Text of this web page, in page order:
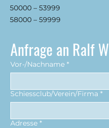
50000 – 53999
58000 – 59999
Anfrage an Ralf
Vor-/Nachname *
Schiessclub/Verein/Firma *
Adresse *